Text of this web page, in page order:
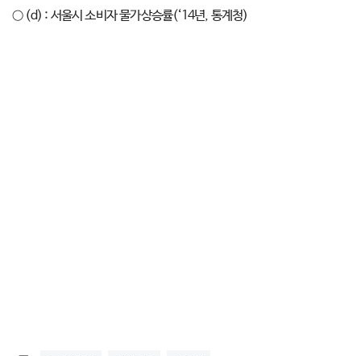
○ (d) : 서울시 소비자 물가상승률(‘14년, 통계청)